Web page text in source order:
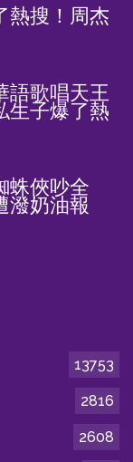
熱搜！周杰
語歌唱天王
生子爆了熱
蛛俠吵全
潑奶油報
13753
2816
2608